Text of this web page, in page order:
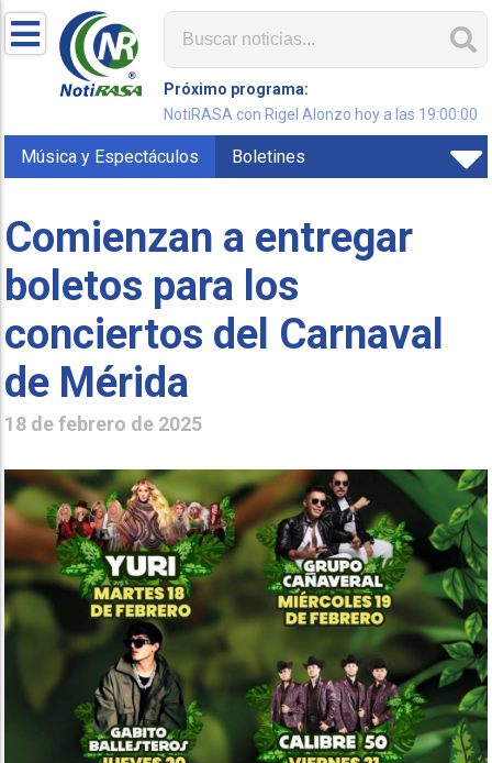
Próximo programa:
NotiRASA con Rigel Alonzo hoy a las 19:00:00
Música y Espectáculos Boletines
Comienzan a entregar
boletos para los
conciertos del Carnaval
de Mérida
18 de febrero de 2025